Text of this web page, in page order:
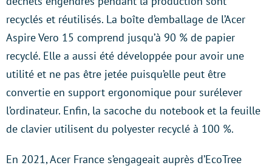
recyclés et réutilisés. La boîte d’emballage de l’Acer
Aspire Vero 15 comprend jusqu’à 90 % de papier
recyclé. Elle a aussi été développée pour avoir une
utilité et ne pas être jetée puisqu’elle peut être
convertie en support ergonomique pour surélever
l’ordinateur. Enfin, la sacoche du notebook et la feuille
de clavier utilisent du polyester recyclé à 100 %.
En 2021, Acer France s’engageait auprès d’EcoTree